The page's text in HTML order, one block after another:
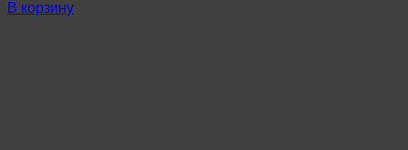
стальной
В корзину